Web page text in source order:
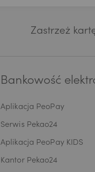
Zastrzeż
Bankowość
Aplikacja PeoPay
Serwis Pekao24
Aplikacja PeoPay KIDS
Kantor Pekao24